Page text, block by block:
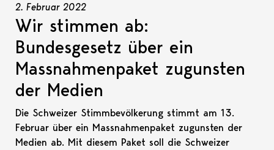
2. Februar 2022
Wir stimmen ab:
Bundesgesetz über ein
Massnahmenpaket zugunsten
der Medien
Die Schweizer Stimmbevölkerung stimmt am 13.
Februar über ein Massnahmenpaket zugunsten der
Medien ab. Mit diesem Paket soll die Schweizer